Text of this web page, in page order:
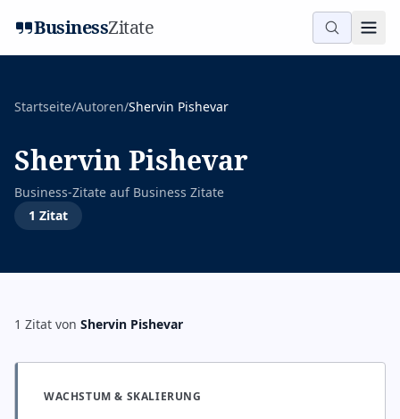
BusinessZitate
Startseite/Autoren/Shervin Pishevar
Shervin Pishevar
Business-Zitate auf Business Zitate
1 Zitat
1 Zitat von Shervin Pishevar
WACHSTUM & SKALIERUNG